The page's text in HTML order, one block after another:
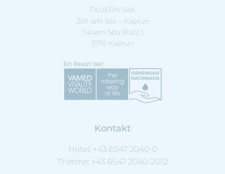
TAUERN SPA
Zell am See – Kaprun
Tauern Spa Platz 1
5710 Kaprun
Kontakt
Hotel: +43 6547 2040-0
Therme: +43 6547 2040-2012